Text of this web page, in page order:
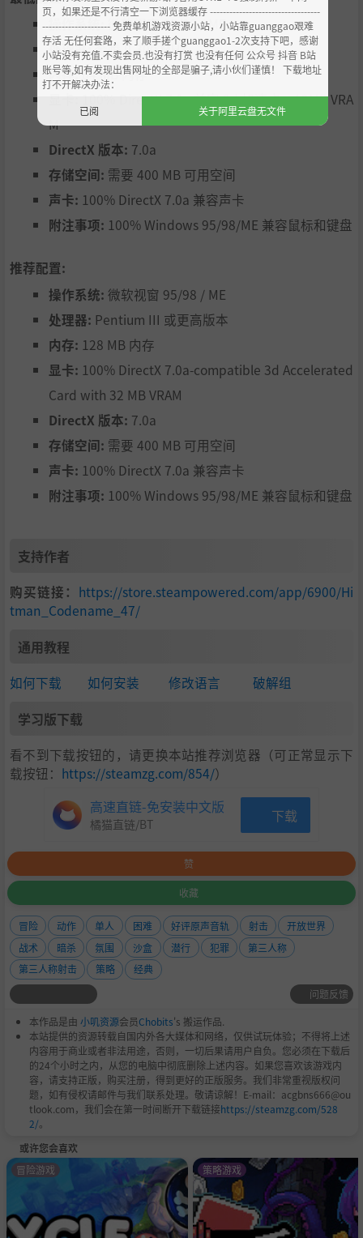
操作系统:微软视窗 95/98 / ME
处理器:奔腾 II 300 MHz
内存:64 MB 内存
100% DirectX 7.0a 兼容 3d 加速卡，12MB VRA
M
DirectX 版本: 7.0a
存储空间: 需要 400 MB 可用空间
声卡: 100% DirectX 7.0a 兼容声卡
附注事项: 100% Windows 95/98/ME 兼容鼠标和键盘
推荐配置:
操作系统: 微软视窗 95/98 / ME
处理器: Pentium III 或更高版本
内存: 128 MB 内存
显卡: 100% DirectX 7.0a-compatible 3d Accelerated
Card with 32 MB VRAM
DirectX 版本: 7.0a
存储空间: 需要 400 MB 可用空间
声卡: 100% DirectX 7.0a 兼容声卡
附注事项: 100% Windows 95/98/ME 兼容鼠标和键盘
支持作者
购买链接： https://store.steampowered.com/app/6900/Hi
tman_Codename_47/
通用教程
如何下载 如何安装 修改语言 破解组
学习版下载
看不到下载按钮的，请更换本站推荐浏览器（可正常显示下
载按钮： https://steamzg.com/854/）
高速直链-免安装中文版
橘猫直链/BT 下载
赞
收藏
冒险 动作 单人 困难 好评原声音轨 射击
开放世界
战术
暗杀 氛围 沙盒 潜行 犯罪
第三人称
第三人称射击
策略
经典
问题反馈
本作品是由 小叽资源会员Chobits's 搬运作品.
本站提供的资源转载自国内外各大媒体和网络，仅供试玩体验；不得将上述
内容用于商业或者非法用途，否则，一切后果请用户自负。您必须在下载后
的24个小时之内，从您的电脑中彻底删除上述内容。如果您喜欢该游戏内
容，请支持正版，购买注册，得到更好的正版服务。我们非常重视版权问
题，如有侵权请邮件与我们联系处理。敬请谅解！E-mail：acgbns666@ou
tlook.com，我们会在第一时间断开下载链接https://steamzg.com/528
2/。
或许您会喜欢
冒险游戏 策略游戏
页，如果还是不行清空一下浏览器缓存 ----------------------------------
--------------------- 免费单机游戏资源小站，小站靠guanggao艰难
存活 无任何套路，来了顺手搓个guanggao1-2次支持下吧，感谢
小站没有充值.不卖会员.也没有打赏 也没有任何 公众号 抖音 B站
账号等,如有发现出售网址的全部是骗子,请小伙们谨慎！ 下载地址
打不开解决办法：
已阅
关于阿里云盘无文件